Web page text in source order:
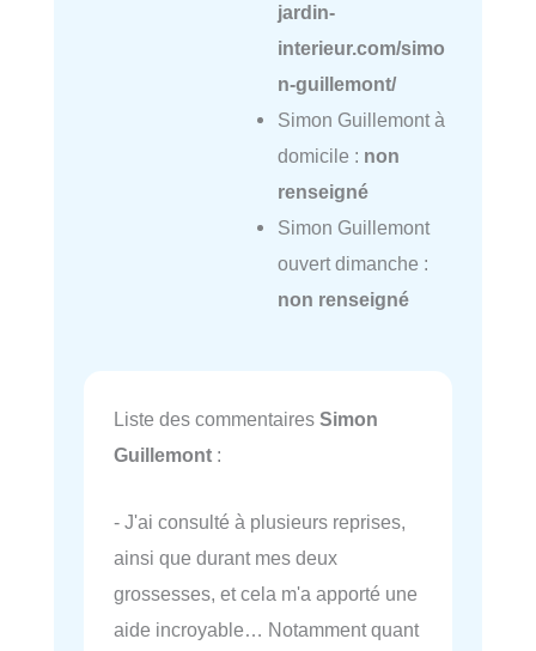
jardin-
interieur.com/simo
n-guillemont/
Simon Guillemont à
domicile : non
renseigné
Simon Guillemont
ouvert dimanche :
non renseigné
Liste des commentaires Simon
Guillemont :
- J'ai consulté à plusieurs reprises,
ainsi que durant mes deux
grossesses, et cela m'a apporté une
aide incroyable… Notamment quant